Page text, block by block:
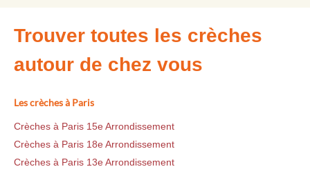
Trouver toutes les crèches
autour de chez vous
Les crèches à Paris
Crèches à Paris 15e Arrondissement
Crèches à Paris 18e Arrondissement
Crèches à Paris 13e Arrondissement